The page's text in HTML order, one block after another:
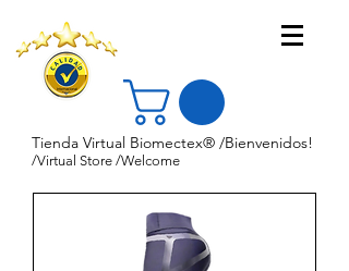
Tienda Virtual Biomectex® /Bienvenidos!
/Virtual Store /Welcome